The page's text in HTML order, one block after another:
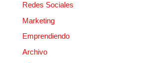
Redes Sociales
Marketing
Emprendiendo
Archivo